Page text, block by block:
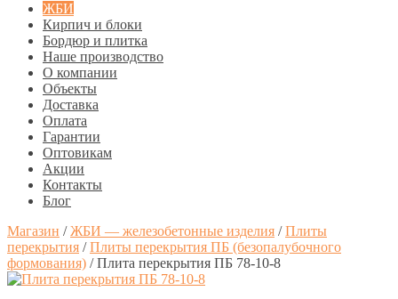
ЖБИ
Кирпич и блоки
Бордюр и плитка
Наше производство
О компании
Объекты
Доставка
Оплата
Гарантии
Оптовикам
Акции
Контакты
Блог
Магазин /ЖБИ — железобетонные изделия /Плиты
перекрытия /Плиты перекрытия ПБ (безопалубочного
формования) /Плита перекрытия ПБ 78-10-8